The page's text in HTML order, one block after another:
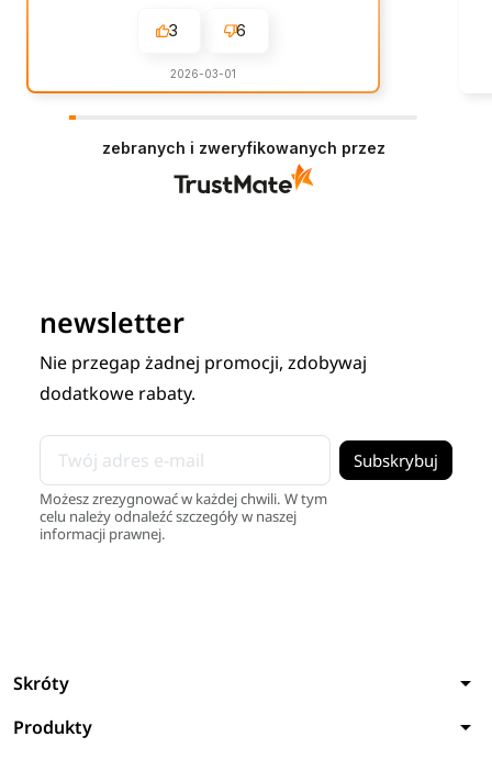
3 6
2026-03-01
zebranych i zweryfikowanych przez
newsletter
Nie przegap żadnej promocji, zdobywaj
dodatkowe rabaty.
Możesz zrezygnować w każdej chwili. W tym
celu należy odnaleźć szczegóły w naszej
informacji prawnej.
Skróty arrow_drop_down
Produkty arrow_drop_down